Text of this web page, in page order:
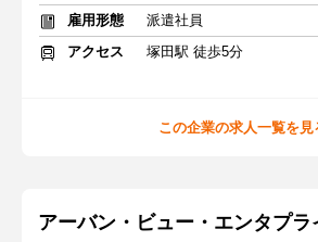
雇用形態
派遣社員
アクセス
塚田駅 徒歩5分
この企業の求人一覧を見
アーバン・ビュー・エンタプラ